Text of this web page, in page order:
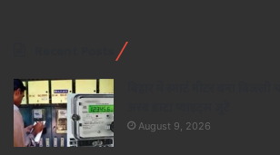
August 9, 2026